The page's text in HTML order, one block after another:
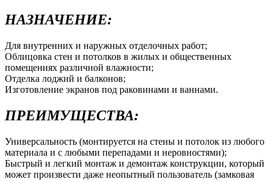
НАЗНАЧЕНИЕ:
Для внутренних и наружных отделочных работ;
Облицовка стен и потолков в жилых и общественных
помещениях различной влажности;
Отделка лоджий и балконов;
Изготовление экранов под раковинами и ваннами.
ПРЕИМУЩЕСТВА:
Универсальность (монтируется на стены и потолок из любого
материала и с любыми перепадами и неровностями);
Быстрый и легкий монтаж и демонтаж конструкции, который
может произвести даже неопытный пользователь (замковая